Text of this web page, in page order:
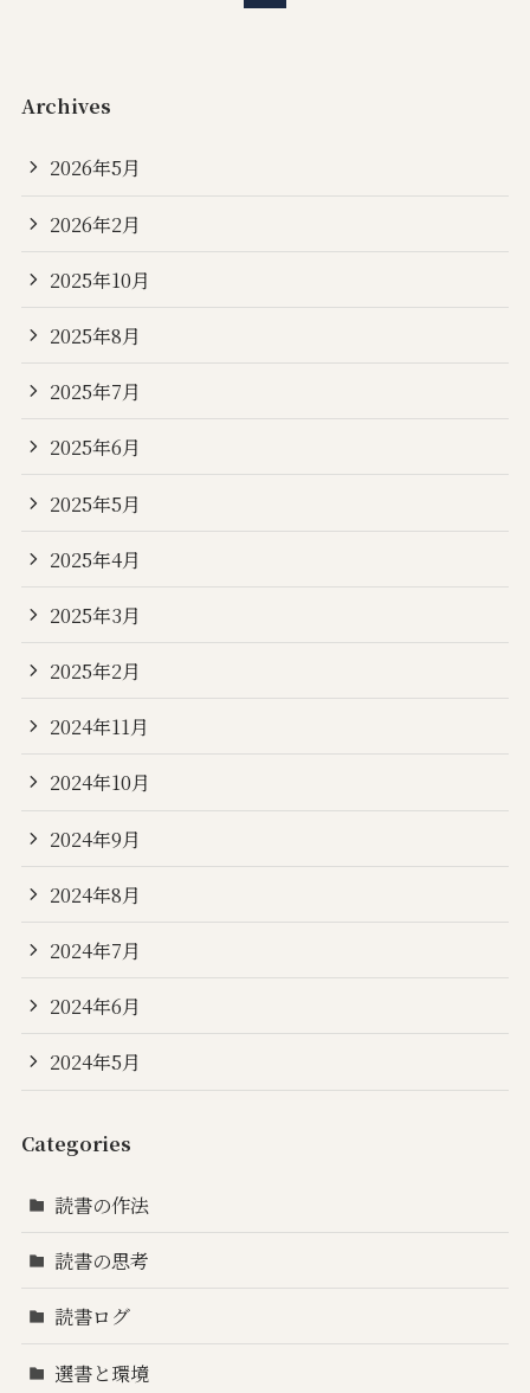
Archives
2026年5月
2026年2月
2025年10月
2025年8月
2025年7月
2025年6月
2025年5月
2025年4月
2025年3月
2025年2月
2024年11月
2024年10月
2024年9月
2024年8月
2024年7月
2024年6月
2024年5月
Categories
読書の作法
読書の思考
読書ログ
選書と環境